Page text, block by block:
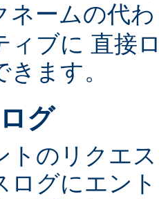
ネームの代
ィブに 直接
ます。
グ
トのリクエ
ログにエン